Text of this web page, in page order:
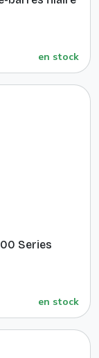
en stock
Series
en stock